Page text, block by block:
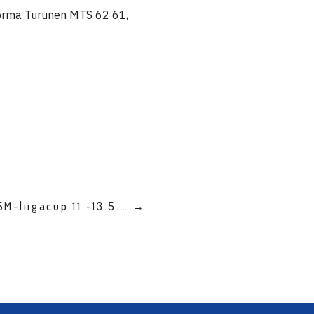
Turunen MTS 62 61,
liigacup 11.-13.5.… →